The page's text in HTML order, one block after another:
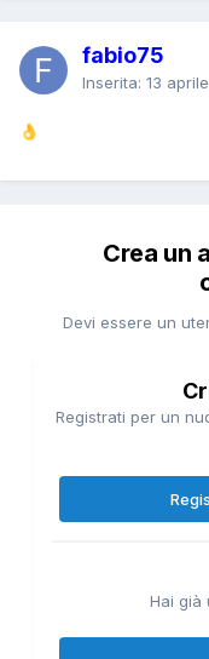
fabio75
Inserita: 13
👌
Crea un
Devi essere un
Registrati per un
Hai già